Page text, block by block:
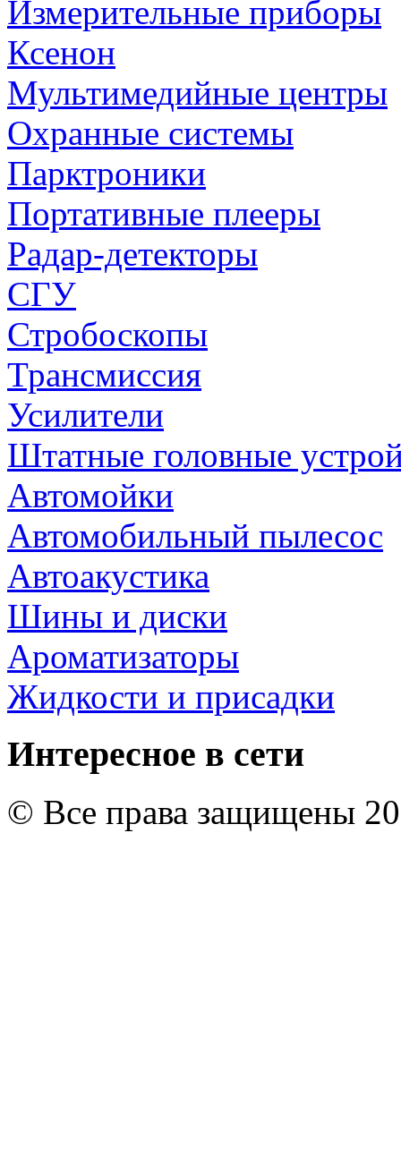
Измерительные приборы
Ксенон
Мультимедийные центры
Охранные системы
Парктроники
Портативные плееры
Радар-детекторы
СГУ
Стробоскопы
Трансмиссия
Усилители
Штатные головные
Автомойки
Автомобильный пылесос
Автоакустика
Шины и диски
Ароматизаторы
Жидкости и присадки
Интересное в сети
© Все права защищены